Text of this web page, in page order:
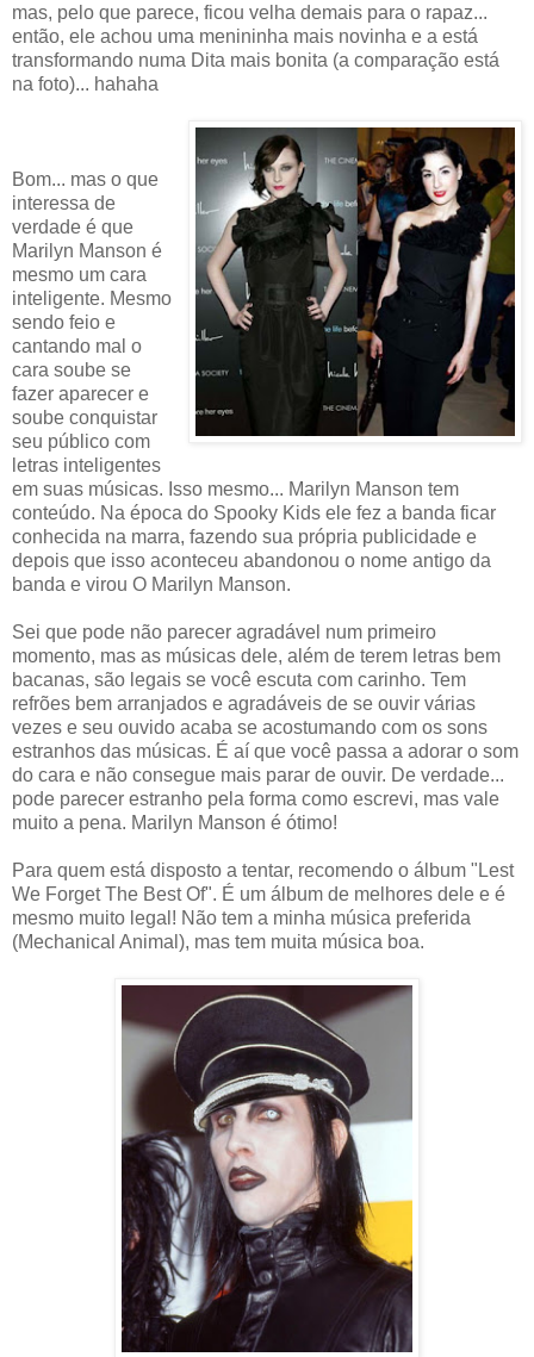
mas, pelo que parece, ficou velha demais para o rapaz...
então, ele achou uma menininha mais novinha e a está
transformando numa Dita mais bonita (a comparação está
na foto)... hahaha
Bom... mas o que
interessa de
verdade é que
Marilyn Manson é
mesmo um cara
inteligente. Mesmo
sendo feio e
cantando mal o
cara soube se
fazer aparecer e
soube conquistar
seu público com
letras inteligentes
em suas músicas. Isso mesmo... Marilyn Manson tem
conteúdo. Na época do Spooky Kids ele fez a banda ficar
conhecida na marra, fazendo sua própria publicidade e
depois que isso aconteceu abandonou o nome antigo da
banda e virou O Marilyn Manson.
Sei que pode não parecer agradável num primeiro
momento, mas as músicas dele, além de terem letras bem
bacanas, são legais se você escuta com carinho. Tem
refrões bem arranjados e agradáveis de se ouvir várias
vezes e seu ouvido acaba se acostumando com os sons
estranhos das músicas. É aí que você passa a adorar o som
do cara e não consegue mais parar de ouvir. De verdade...
pode parecer estranho pela forma como escrevi, mas vale
muito a pena. Marilyn Manson é ótimo!
Para quem está disposto a tentar, recomendo o álbum "Lest
We Forget The Best Of". É um álbum de melhores dele e é
mesmo muito legal! Não tem a minha música preferida
(Mechanical Animal), mas tem muita música boa.